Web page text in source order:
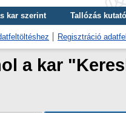
kar szerint Tallózás
Regisztráció
a kar